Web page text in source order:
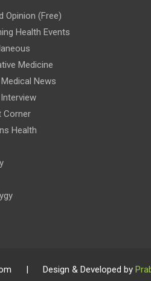
Opinion (Free)
Health Events
Medicine
News
Corner
Health
| Design & Developed by